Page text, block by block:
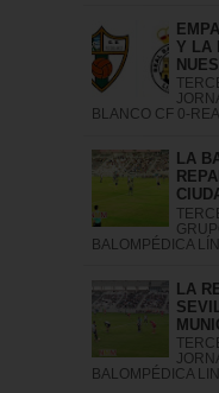
Y LA
BLANCO CF 0-
LA
BALOMPÉDICA
LA
BALOMPÉDICA